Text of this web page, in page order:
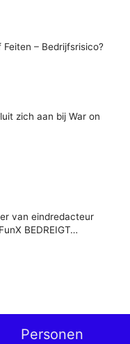
Feiten – Bedrijfsrisico?
zich aan bij War on
van eindredacteur
BEDREIGT…
Personen